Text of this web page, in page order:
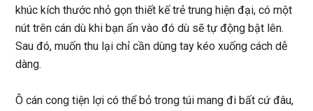
khúc kích thước nhỏ gọn thiết kế trẻ trung hiện đại, có một
nút trên cán dù khi bạn ấn vào đó dù sẽ tự động bật lên.
Sau đó, muốn thu lại chỉ cần dùng tay kéo xuống cách dễ
dàng.
Ô cán cong tiện lợi có thể bỏ trong túi mang đi bất cứ đâu,